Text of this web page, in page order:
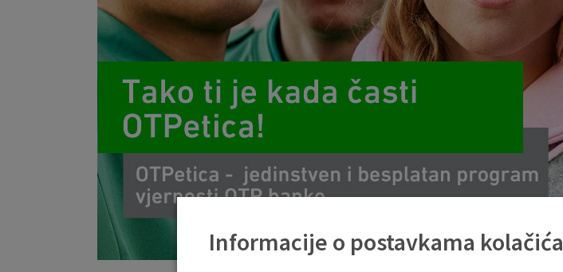
Informacije o postavkama kolačića